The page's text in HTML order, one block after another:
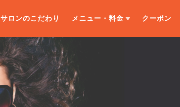
サロンのこだわり メニュー・料金 クーポン